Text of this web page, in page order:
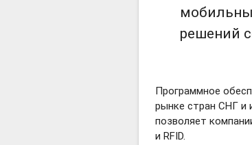
решений
Программное
рынке стран СНГ и
позволяет
и RFID.